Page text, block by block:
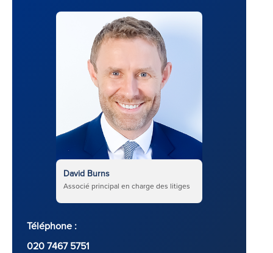
David Burns
Associé principal en charge des litiges
Téléphone :
020 7467 5751